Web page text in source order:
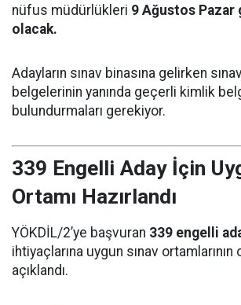
nüfus müdürlükleri 9 Ağustos Pazar
olacak.
Adayların sınav binasına gelirken
belgelerinin yanında geçerli kimlik
bulundurmaları gerekiyor.
339 Engelli Aday İçin
Ortamı Hazırlandı
YÖKDİL/2’ye başvuran 339 engelli
ihtiyaçlarına uygun sınav
açıklandı.